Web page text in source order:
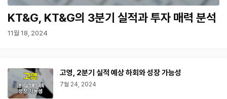
KT&G, KT&G의 3분기 실적과 투자 매력 분석
11월 18, 2024
고영, 2분기 실적 예상 하회와 성장 가능성
7월 24, 2024